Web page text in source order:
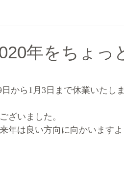
年をちょっ
から1月3日まで休業いたし
ざいました。
年は良い方向に向かいます